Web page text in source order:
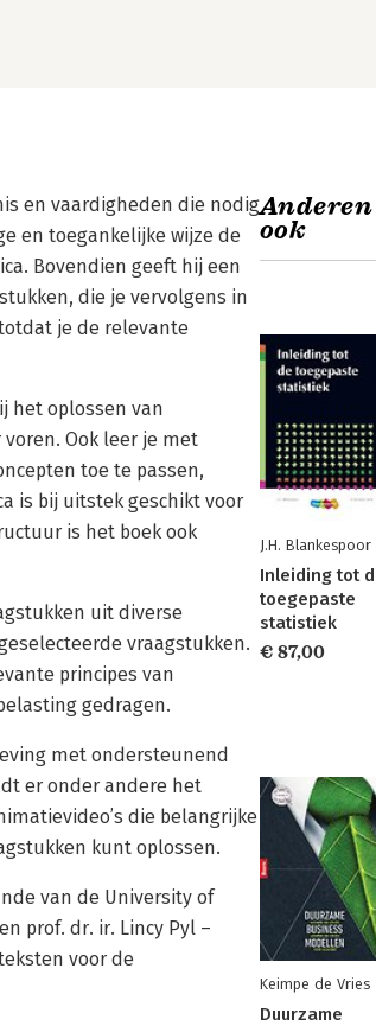
en vaardigheden die nodig
en toegankelijke wijze de
Bovendien geeft hij een
die je vervolgens in
je de relevante
het oplossen van
Ook leer je met
toe te passen,
is bij uitstek geschikt voor
is het boek ook
uit diverse
vraagstukken.
principes van
gedragen.
met ondersteunend
er onder andere het
die belangrijke
kunt oplossen.
van de University of
prof. dr. ir. Lincy Pyl –
voor de
Anderen
ook
J.H. Blankespoor
Inleiding tot
toegepaste
statistiek
€ 87,00
Keimpe de Vries
Duurzame